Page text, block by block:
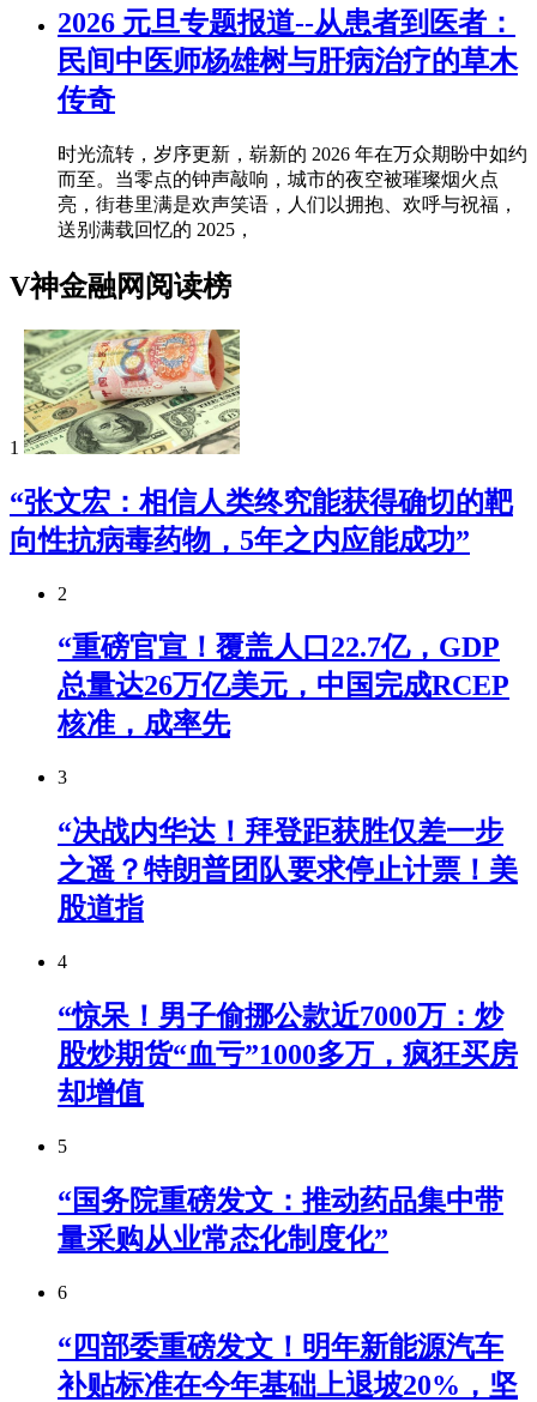
2026 元旦专题报道--从患者到医者：
民间中医师杨雄树与肝病治疗的草木
传奇
时光流转，岁序更新，崭新的 2026 年在万众期盼中如约
而至。当零点的钟声敲响，城市的夜空被璀璨烟火点
亮，街巷里满是欢声笑语，人们以拥抱、欢呼与祝福，
送别满载回忆的 2025，
V神金融网阅读榜
1
“张文宏：相信人类终究能获得确切的靶
向性抗病毒药物，5年之内应能成功”
2
“重磅官宣！覆盖人口22.7亿，GDP
总量达26万亿美元，中国完成RCEP
核准，成率先
3
“决战内华达！拜登距获胜仅差一步
之遥？特朗普团队要求停止计票！美
股道指
4
“惊呆！男子偷挪公款近7000万：炒
股炒期货“血亏”1000多万，疯狂买房
却增值
5
“国务院重磅发文：推动药品集中带
量采购从业常态化制度化”
6
“四部委重磅发文！明年新能源汽车
补贴标准在今年基础上退坡20%，坚